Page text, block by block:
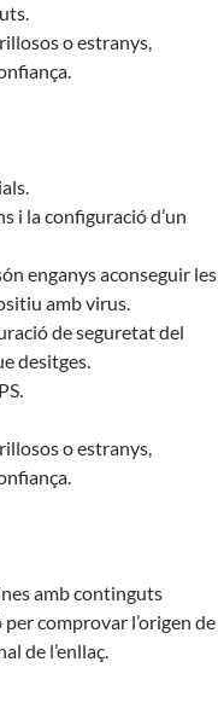
o estranys,
i la configuració d’un
enganys aconseguir les
amb virus.
de seguretat del
desitges.
o estranys,
amb continguts
comprovar l’origen de
de l’enllaç.